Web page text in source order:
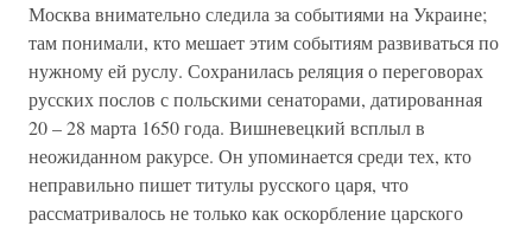
Москва внимательно следила за событиями на Украине;
там понимали, кто мешает этим событиям развиваться по
нужному ей руслу. Сохранилась реляция о переговорах
русских послов с польскими сенаторами, датированная
20 – 28 марта 1650 года. Вишневецкий всплыл в
неожиданном ракурсе. Он упоминается среди тех, кто
неправильно пишет титулы русского царя, что
рассматривалось не только как оскорбление царского